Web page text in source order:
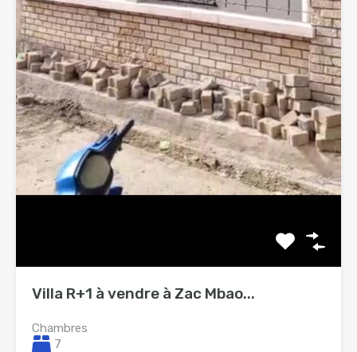
Villa R+1 à vendre à Zac Mbao...
Chambres
7